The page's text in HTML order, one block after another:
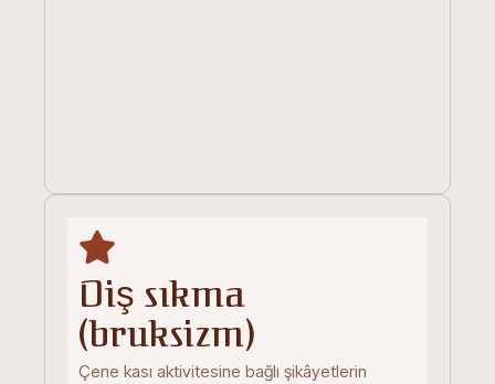
Diş sıkma
(bruksizm)
Çene kası aktivitesine bağlı şikâyetlerin